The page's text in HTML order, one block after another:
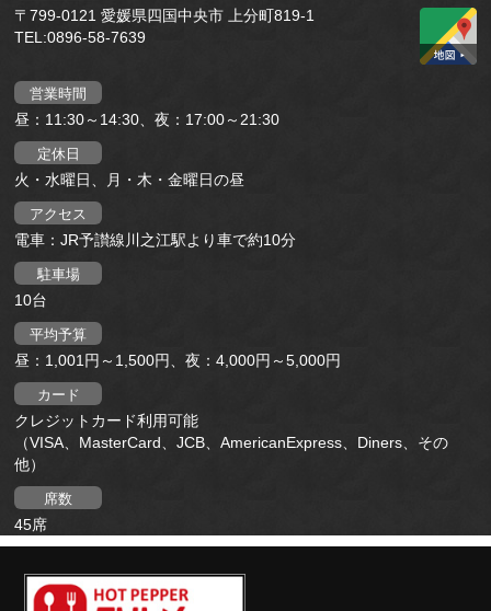
〒799-0121 愛媛県四国中央市 上分町819-1
TEL:0896-58-7639
営業時間
昼：11:30～14:30、夜：17:00～21:30
定休日
火・水曜日、月・木・金曜日の昼
アクセス
電車：JR予讃線川之江駅より車で約10分
駐車場
10台
平均予算
昼：1,001円～1,500円、夜：4,000円～5,000円
カード
クレジットカード利用可能
（VISA、MasterCard、JCB、AmericanExpress、Diners、その
他）
席数
45席